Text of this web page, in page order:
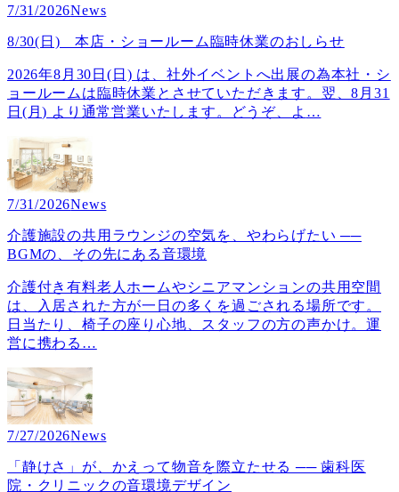
7/31/2026News
8/30(日) 本店・ショールーム臨時休業のおしらせ
2026年8月30日(日) は、社外イベントへ出展の為本社・シ
ョールームは臨時休業とさせていただきます。翌、8月31
日(月) より通常営業いたします。どうぞ、よ …
7/31/2026News
介護施設の共用ラウンジの空気を、やわらげたい ──
BGMの、その先にある音環境
介護付き有料老人ホームやシニアマンションの共用空間
は、入居された方が一日の多くを過ごされる場所です。
日当たり、椅子の座り心地、スタッフの方の声かけ。運
営に携わる …
7/27/2026News
「静けさ」が、かえって物音を際立たせる ── 歯科医
院・クリニックの音環境デザイン